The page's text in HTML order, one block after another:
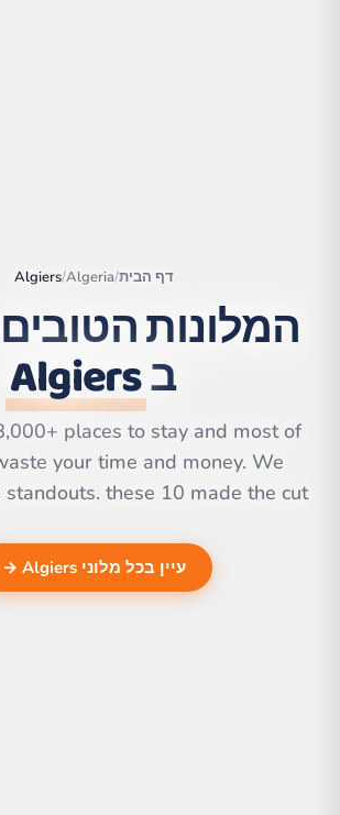
OpenStreetMap
contributors | ©
CARTO
דף הבית/
Algeria
/
Algiers
המלונות
בAlgiers
places to stay and most of
your time and money. We
these 10 made the cut.
עיין בכל מלוני Algiers →